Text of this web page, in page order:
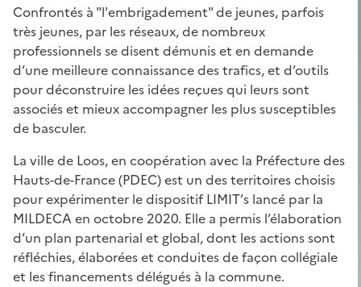
Confrontés à "l'embrigadement" de jeunes, parfois
très jeunes, par les réseaux, de nombreux
professionnels se disent démunis et en demande
d’une meilleure connaissance des trafics, et d’outils
pour déconstruire les idées reçues qui leurs sont
associés et mieux accompagner les plus susceptibles
de basculer.
La ville de Loos, en coopération avec la Préfecture des
Hauts-de-France (PDEC) est un des territoires choisis
pour expérimenter le dispositif LIMIT’s lancé par la
MILDECA en octobre 2020. Elle a permis l’élaboration
d’un plan partenarial et global, dont les actions sont
réfléchies, élaborées et conduites de façon collégiale
et les financements délégués à la commune.